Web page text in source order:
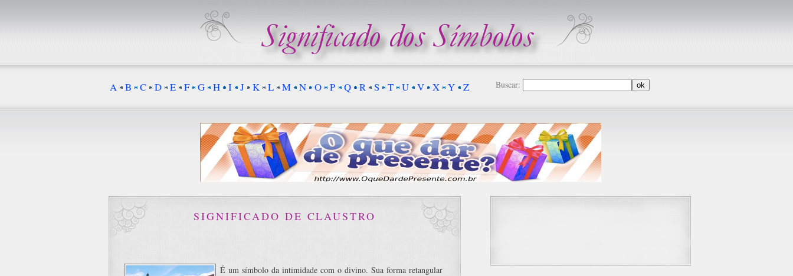
SIGNIFICADO DE CLAUSTRO
É um símbolo da intimidade com o divino. Sua forma retangular
A B C D E F G H I J K L M N O P Q R S T U V X Y Z Buscar: